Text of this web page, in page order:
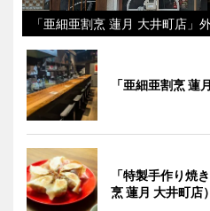
「亜細亜割烹 蓮月 大井町店」
「亜細亜割烹 蓮
「特製手作り焼
烹 蓮月 大井町店）